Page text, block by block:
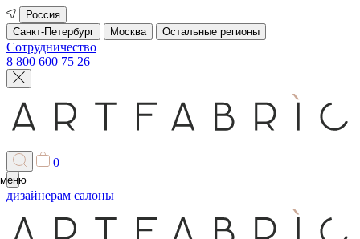
Россия
Санкт-Петербург
Москва Остальные регионы
Сотрудничество
8 800 600 75 26
0
меню
дизайнерам салоны